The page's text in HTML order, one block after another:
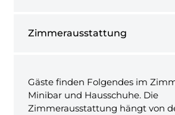
Zimmerausstattung
Gäste finden Folgendes im
Minibar und Hausschuhe. Die
Zimmerausstattung hängt von